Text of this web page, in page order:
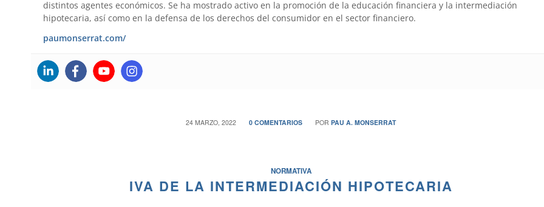
distintos agentes económicos. Se ha mostrado activo en la promoción de la educación financiera y la intermediación
hipotecaria, así como en la defensa de los derechos del consumidor en el sector financiero.
paumonserrat.com/
24 MARZO, 2022
/ 0 COMENTARIOS
/ PORPAU A. MONSERRAT
NORMATIVA
IVA DE LA INTERMEDIACIÓN HIPOTECARIA